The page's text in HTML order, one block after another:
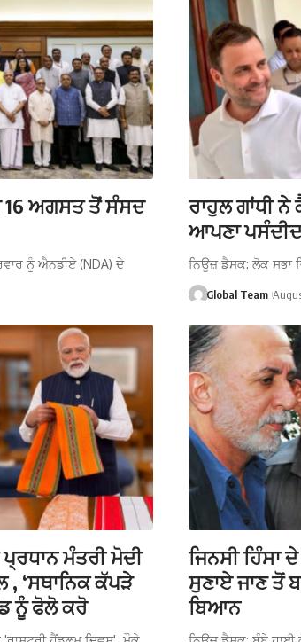
16 ਅਗਸਤ ਤੋਂ ਸੰਸਦ
ਨੂੰ ਐਨਡੀਏ (NDA) ਦੇ
ਰਾਹੁਲ ਗਾਂਧੀ
ਆਪਣਾ
ਨਿਊਜ਼ ਡੈਸਕ: ਲੋਕ ਸਭਾ
Global Team
ਮੰਤਰੀ ਮੋਦੀ
, ‘ਸਥਾਨਿਕ ਕੱਪੜੇ
ਨੂੰ ਫੋਲੋ ਕਰੋ
ਜਿਨਸੀ ਹਿੰਸਾ
ਸੁਣਾਏ ਜਾਣ ਤੋਂ
ਬਿਆਨ